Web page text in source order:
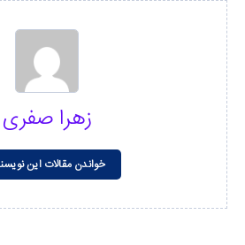
زهرا صفری
خواندن مقالات این